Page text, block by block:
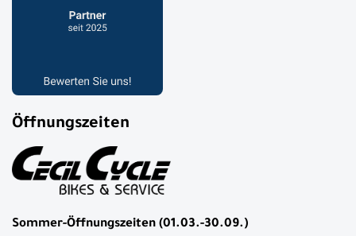
Öffnungszeiten
Sommer-Öffnungszeiten (01.03.-30.09.)